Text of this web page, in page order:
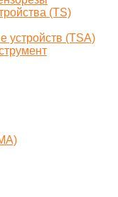
(TS)
устройств (TSA)